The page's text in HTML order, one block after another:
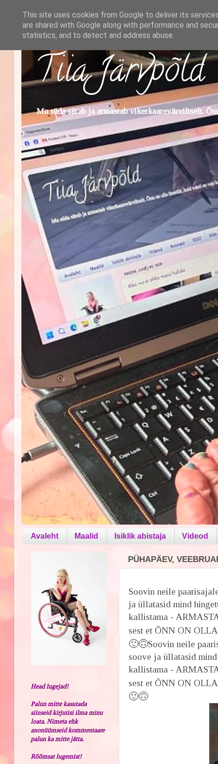
Tiia Järvpõld
Mu süda särab ja armastab vikerkaarevärviliselt.
Avaleht Maalid Isiklik abistaja Videod
PÜHAPÄEV,
Soovin neile
ja üllatasid mind
kallistama -
sest et ÕNN ON
🙂🙃Soovin neile
soove ja üllatasid
kallistama -
sest et ÕNN ON
🙂🙃
Head lugejad!
Palun mitte kasutada
siinseid kirjutisi ilma minu
loata. Nimeta ehk
anonüümseid kommentaare
palun ka mitte jätta.
Rõõmsat lugemist!
This site uses cookies from Google to deliver its
are shared with Google along with performance and
statistics, and to detect and address abuse.